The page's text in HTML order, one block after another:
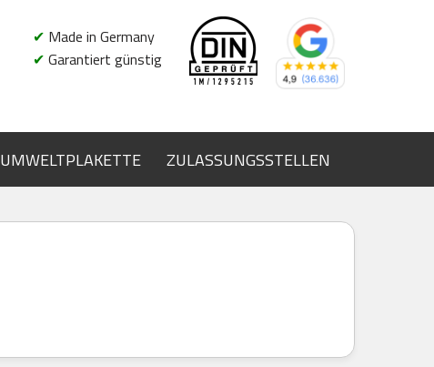
✔ Made in Germany
✔ Garantiert günstig
UMWELTPLAKETTE ZULASSUNGSSTELLEN